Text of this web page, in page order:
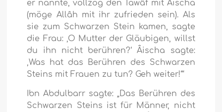
er nannte, vollzog den Tawâf mit Âischa
(möge Allâh mit ihr zufrieden sein). Als
sie zum Schwarzen Stein kamen, sagte
die Frau: ‚O Mutter der Gläubigen, willst
du ihn nicht berühren?‘ Âischa sagte:
‚Was hat das Berühren des Schwarzen
Steins mit Frauen zu tun? Geh weiter!‘“
Ibn Abdulbarr sagte: „Das Berühren des
Schwarzen Steins ist für Männer, nicht